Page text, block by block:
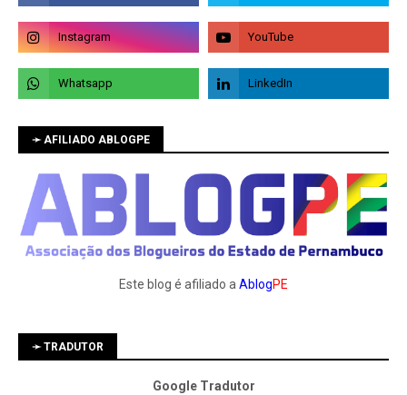
➛ AFILIADO ABLOGPE
Este blog é afiliado aAblogPE
➛ TRADUTOR
Google Tradutor